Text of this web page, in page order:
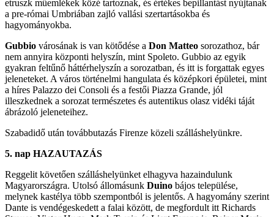
etruszk műemlékek közé tartoznak, és értékes bepillantást nyújtanak
a pre-római Umbriában zajló vallási szertartásokba és
hagyományokba.
Gubbio városának is van kötődése a Don Matteo sorozathoz, bár
nem annyira központi helyszín, mint Spoleto. Gubbio az egyik
gyakran feltűnő háttérhelyszín a sorozatban, és itt is forgattak egyes
jeleneteket. A város történelmi hangulata és középkori épületei, mint
a híres Palazzo dei Consoli és a festői Piazza Grande, jól
illeszkednek a sorozat természetes és autentikus olasz vidéki táját
ábrázoló jeleneteihez.
Szabadidő után továbbutazás Firenze közeli szálláshelyünkre.
5. nap HAZAUTAZÁS
Reggelit követően szálláshelyünket elhagyva hazaindulunk
Magyarországra. Utolsó állomásunk Duino bájos települése,
melynek kastélya több szempontból is jelentős. A hagyomány szerint
Dante is vendégeskedett a falai között, de megfordult itt Richards